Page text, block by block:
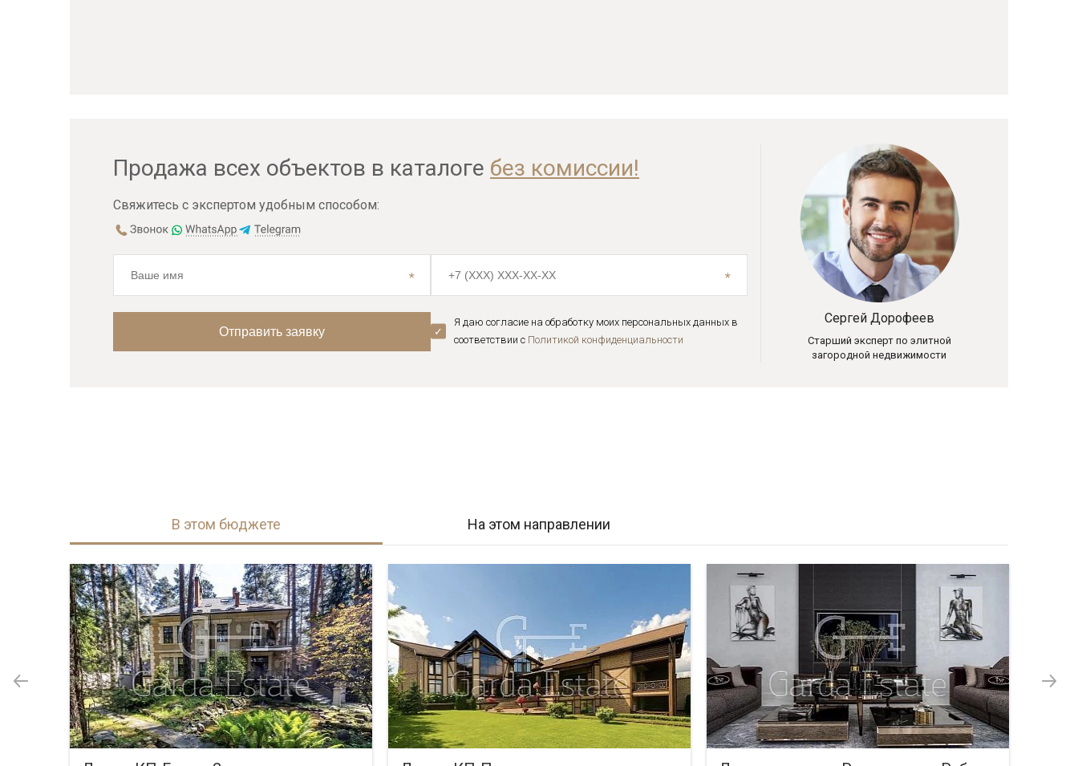
Продажа всех объектов в каталоге без комиссии!
Свяжитесь с экспертом удобным способом:
Я даю согласие на обработку моих персональных данных в
соответствии с Политикой конфиденциальноcти
Сергей Дорофеев
Старший эксперт по элитной
загородной недвижимости
В этом бюджете На этом направлении